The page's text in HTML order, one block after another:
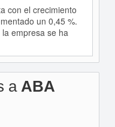
con el crecimiento
un 0,45 %.
empresa se ha
a ABA